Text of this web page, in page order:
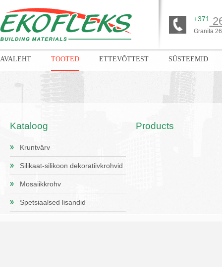
+371
Granīta
Kataloog
Kruntvärv
Silikaat-silikoon dekoratiivkrohvid
Mosaiikkrohv
Spetsiaalsed lisandid
Products
AVALEHT TOOTED ETTEVÕTTEST SÜSTEEMID